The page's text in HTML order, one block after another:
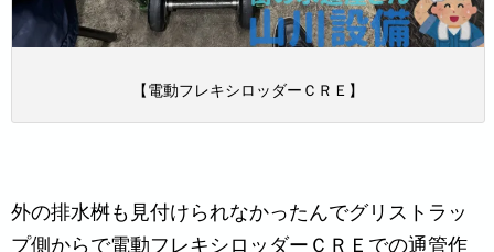
【電動フレキシロッダーＣＲＥ】
外の排水桝も見付けられなかったんでグリストラッ
プ側からで電動フレキシロッダーＣＲＥでの通管作